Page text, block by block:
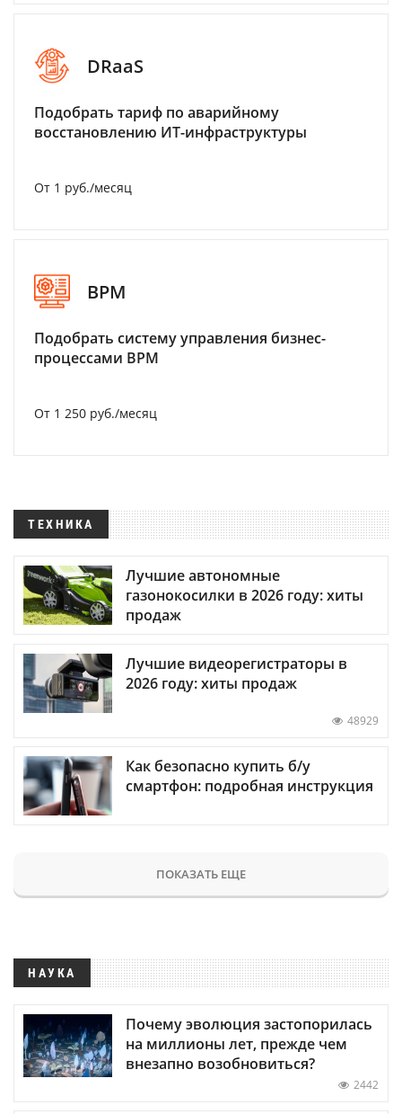
DRaaS
Подобрать тариф по аварийному
восстановлению ИТ-инфраструктуры
От 1 руб./месяц
BPM
Подобрать систему управления бизнес-
процессами BPM
От 1 250 руб./месяц
ТЕХНИКА
Лучшие автономные
газонокосилки в 2026 году: хиты
продаж
Лучшие видеорегистраторы в
2026 году: хиты продаж
48929
Как безопасно купить б/у
смартфон: подробная инструкция
ПОКАЗАТЬ ЕЩЕ
НАУКА
Почему эволюция застопорилась
на миллионы лет, прежде чем
внезапно возобновиться?
2442